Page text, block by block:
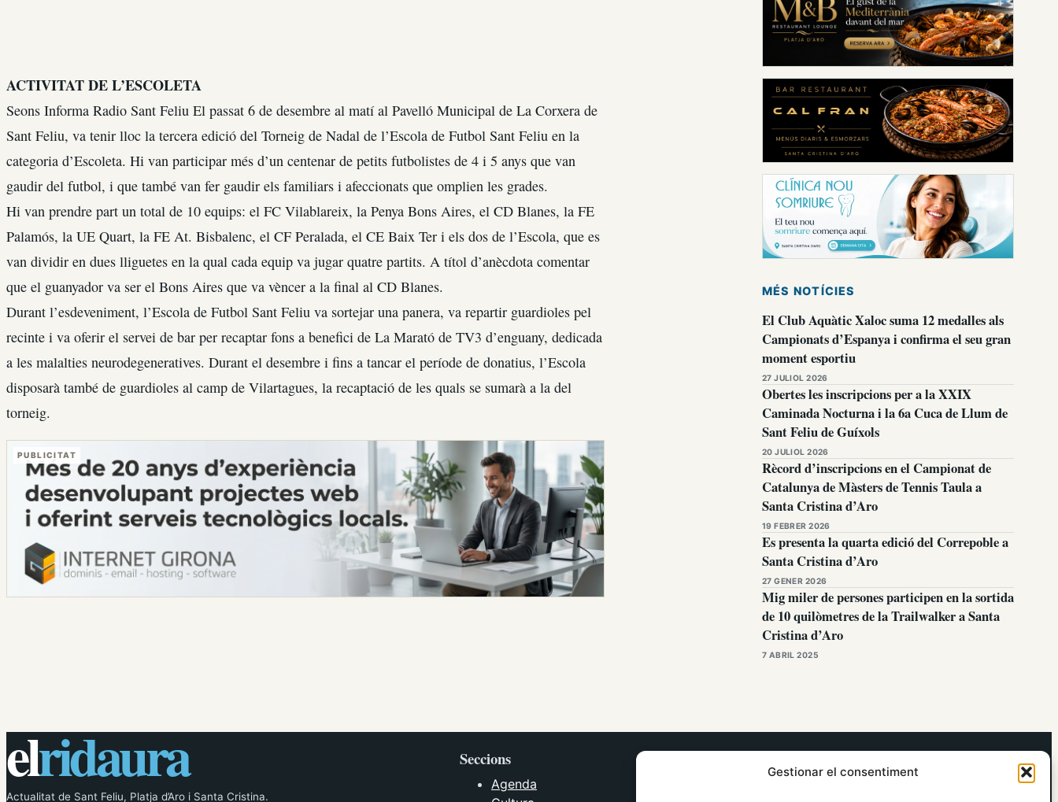
Gestionar el consentiment
ACTIVITAT DE L’ESCOLETA
Seons Informa Radio Sant Feliu El passat 6 de desembre al matí al Pavelló Municipal de La Corxera de
Sant Feliu, va tenir lloc la tercera edició del Torneig de Nadal de l’Escola de Futbol Sant Feliu en la
categoria d’Escoleta. Hi van participar més d’un centenar de petits futbolistes de 4 i 5 anys que van
gaudir del futbol, i que també van fer gaudir els familiars i afeccionats que omplien les grades.
Hi van prendre part un total de 10 equips: el FC Vilablareix, la Penya Bons Aires, el CD Blanes, la FE
Palamós, la UE Quart, la FE At. Bisbalenc, el CF Peralada, el CE Baix Ter i els dos de l’Escola, que es
van dividir en dues lliguetes en la qual cada equip va jugar quatre partits. A títol d’anècdota comentar
que el guanyador va ser el Bons Aires que va vèncer a la final al CD Blanes.
Durant l’esdeveniment, l’Escola de Futbol Sant Feliu va sortejar una panera, va repartir guardioles pel
recinte i va oferir el servei de bar per recaptar fons a benefici de La Marató de TV3 d’enguany, dedicada
a les malalties neurodegeneratives. Durant el desembre i fins a tancar el període de donatius, l’Escola
disposarà també de guardioles al camp de Vilartagues, la recaptació de les quals se sumarà a la del
torneig.
PUBLICITAT
MÉS NOTÍCIES
El Club Aquàtic Xaloc suma 12 medalles als
Campionats d’Espanya i confirma el seu gran
moment esportiu
27 JULIOL 2026
Obertes les inscripcions per a la XXIX
Caminada Nocturna i la 6a Cuca de Llum de
Sant Feliu de Guíxols
20 JULIOL 2026
Rècord d’inscripcions en el Campionat de
Catalunya de Màsters de Tennis Taula a
Santa Cristina d’Aro
19 FEBRER 2026
Es presenta la quarta edició del Correpoble a
Santa Cristina d’Aro
27 GENER 2026
Mig miler de persones participen en la sortida
de 10 quilòmetres de la Trailwalker a Santa
Cristina d’Aro
7 ABRIL 2025
elridaura
Actualitat de Sant Feliu, Platja d’Aro i Santa Cristina.
Seccions
Agenda
elRidaura.com